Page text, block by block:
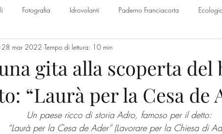
Fotografia Idrovolanti Paderno Franciacorta
Rassegna Culturale Sport
Marone gastronomia
Riserva delle Torbiere Chiese Tradizioni
gita alla scoperta del
“Laurà per la Cesa de
28 mar 2022 Tempo di lettura: 10 min
Un paese ricco di storia Adro, famoso per il detto:
“Laurà per la Cesa de Ader” (Lavorare per la Chiesa di